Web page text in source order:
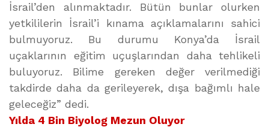
İsrail’den alınmaktadır. Bütün bunlar olurken
yetkililerin İsrail’i kınama açıklamalarını sahici
bulmuyoruz. Bu durumu Konya’da İsrail
uçaklarının eğitim uçuşlarından daha tehlikeli
buluyoruz. Bilime gereken değer verilmediği
takdirde daha da gerileyerek, dışa bağımlı hale
geleceğiz” dedi.
Yılda 4 Bin Biyolog Mezun Oluyor